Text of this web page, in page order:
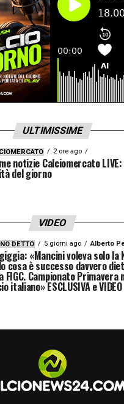
capacità di essere
ancora lunga e
Haaland è pronto a
conquiste. Se il
sazio.
NOSTRE TOP
ULTIMISSIME
2 ore ago
notizie Calciomercato
del giorno
VIDEO
DETTO 5 giorni ago Alberto
«Mancini voleva solo la
cosa è successo davvero
FIGC. Campionato Primavera
italiano» ESCLUSIVA e VIDEO